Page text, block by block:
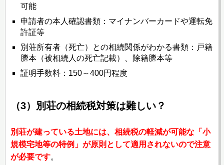
可能
申請者の本人確認書類：マイナンバーカードや運転免
許証等
別荘所有者（死亡）との相続関係がわかる書類：戸籍
謄本（被相続人の死亡記載）、除籍謄本等
証明手数料：150～400円程度
（3）別荘の相続税対策は難しい？
別荘が建っている土地には、相続税の軽減が可能な「小
規模宅地等の特例」が原則として適用されないので注意
が必要です。